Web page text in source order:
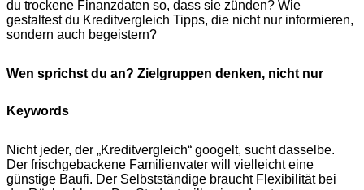
du trockene Finanzdaten so, dass sie zünden? Wie
gestaltest du Kreditvergleich Tipps, die nicht nur informieren,
sondern auch begeistern?
Wen sprichst du an? Zielgruppen denken, nicht nur
Keywords
Nicht jeder, der „Kreditvergleich“ googelt, sucht dasselbe.
Der frischgebackene Familienvater will vielleicht eine
günstige Baufi. Der Selbstständige braucht Flexibilität bei